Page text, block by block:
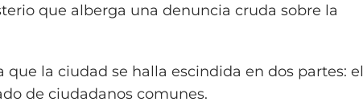
que alberga una denuncia cruda sobre la
que la ciudad se halla escindida en dos partes: el
de ciudadanos comunes.